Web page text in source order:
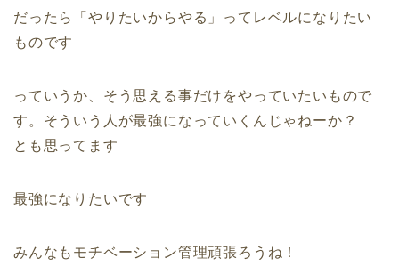
だったら「やりたいからやる」ってレベルになりたい
ものです
っていうか、そう思える事だけをやっていたいもので
す。そういう人が最強になっていくんじゃねーか？
とも思ってます
最強になりたいです
みんなもモチベーション管理頑張ろうね！